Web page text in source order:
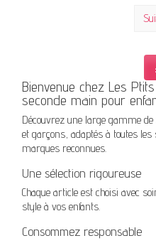
Bienvenue chez Les
seconde main pour
Découvrez une large gamme
et garçons, adaptés à toutes
marques reconnues.
Une sélection rigoureuse
Chaque article est choisi avec
style à vos enfants.
Consommez responsable